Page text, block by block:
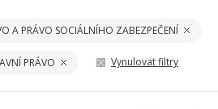
A PRÁVO SOCIÁLNÍHO ZABEZPEČENÍ
PRÁVO Vynulovat filtry